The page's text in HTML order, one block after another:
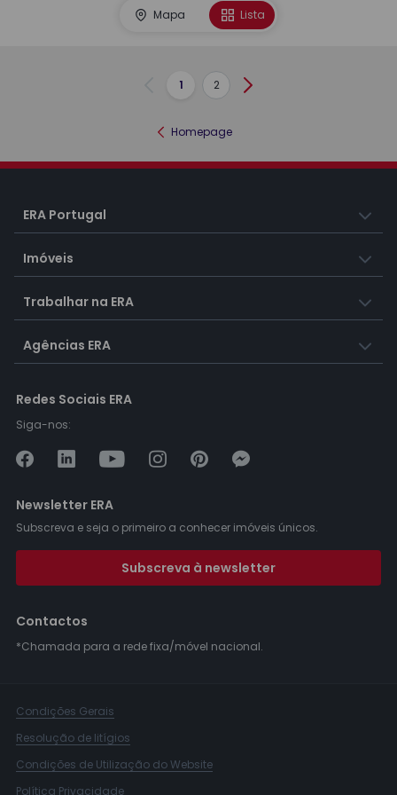
Mapa Lista
Anterior
1 2 Seguinte
Homepage
ERA Portugal
Imóveis
Trabalhar na ERA
Agências ERA
Redes Sociais ERA
Siga-nos:
Newsletter ERA
Subscreva e seja o primeiro a conhecer imóveis únicos.
Subscreva à newsletter
Contactos
*Chamada para a rede fixa/móvel nacional.
Condições Gerais
Resolução de litígios
Condições de Utilização do Website
Política Privacidade